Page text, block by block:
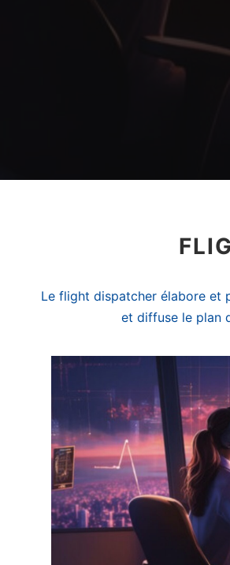
Le flight dispatcher élabore et
et diffuse le plan